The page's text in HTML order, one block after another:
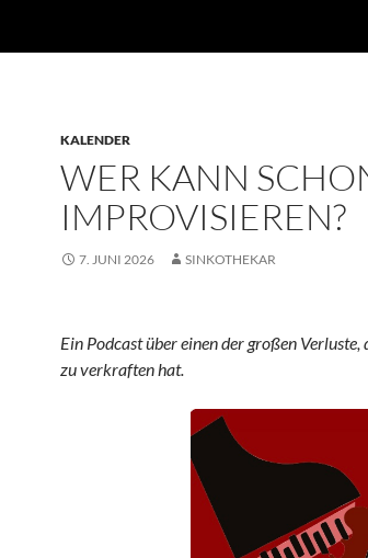
KALENDER
WER KANN
IMPROVISIEREN?
7. JUNI 2026 SINKOTHEKAR
Ein Podcast über einen der großen Verluste,
zu verkraften hat.